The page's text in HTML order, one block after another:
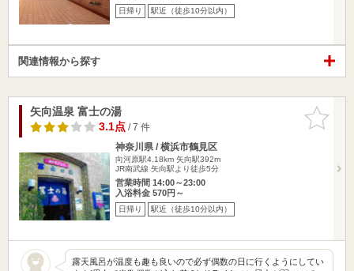
日帰り 駅近（徒歩10分以内）
関連情報から探す
お気に入
りに追加
矢向温泉 富士の湯
3.1点/ 7 件
神奈川県 / 横浜市鶴見区
向河原駅4.18km 矢向駅392m
JR南武線 矢向駅より徒歩5分
営業時間 14:00～23:00
入浴料金 570円～
日帰り 駅近（徒歩10分以内）
露天風呂が温度も趣も良いので必ず偶数の日に行くようにしてい